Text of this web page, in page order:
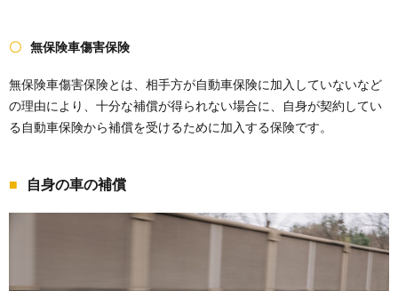
無保険車傷害保険
無保険車傷害保険とは、相手方が自動車保険に加入していないなど
の理由により、十分な補償が得られない場合に、自身が契約してい
る自動車保険から補償を受けるために加入する保険です。
自身の車の補償